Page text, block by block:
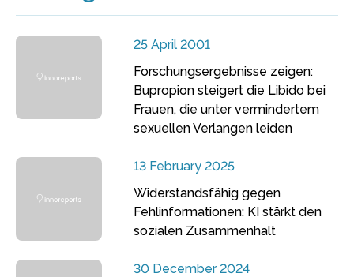
25 April 2001
Forschungsergebnisse zeigen:
Bupropion steigert die Libido bei
Frauen, die unter vermindertem
sexuellen Verlangen leiden
13 February 2025
Widerstandsfähig gegen
Fehlinformationen: KI stärkt den
sozialen Zusammenhalt
30 December 2024